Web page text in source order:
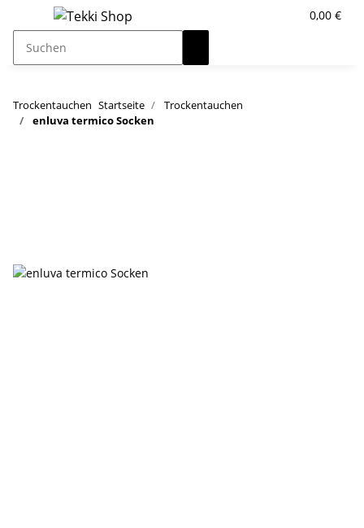
0,00 €
Trockentauchen Startseite
Trockentauchen
enluva termico Socken